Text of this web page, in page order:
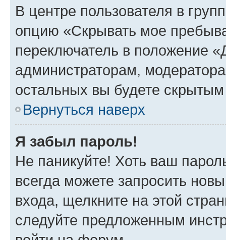
В центре пользователя в
опцию «Скрывать мое
переключатель в положение
администраторам,
остальных вы будете
Вернуться наверх
Я забыл пароль!
Не паникуйте! Хоть ваш
всегда можете запросить
входа, щелкните на этой
следуйте предложенным